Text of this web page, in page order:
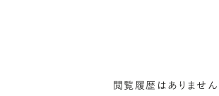
閲覧履歴はありません